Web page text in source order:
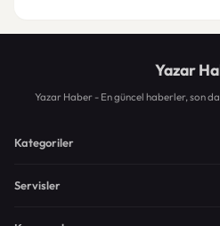
Yazar
Yazar Haber - En güncel haberler, son
Kategoriler
Servisler